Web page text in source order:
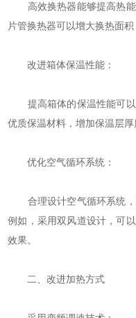
高效换热器能够提高热能
片管换热器可以增大换热面积
改进箱体保温性能：
提高箱体的保温性能可以
优质保温材料，增加保温层厚
优化空气循环系统：
合理设计空气循环系统，
例如，采用双风道设计，可
效果。
二、改进加热方式